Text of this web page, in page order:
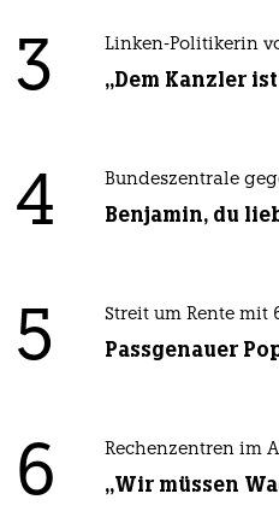
3 Linken-Politikerin
„Dem Kanzler
4 Bundeszentrale
Benjamin, du
5 Streit um Rente mit
Passgenauer
6 Rechenzentren im
„Wir müssen